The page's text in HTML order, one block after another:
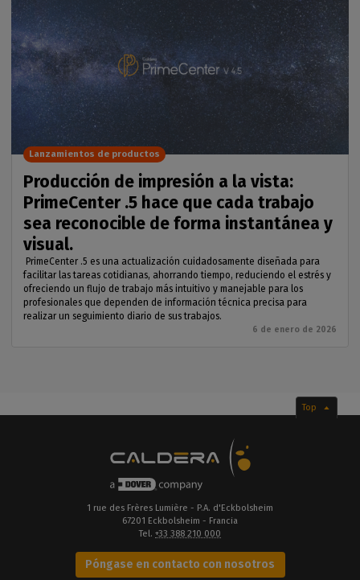
Producción de impresión a la vista:
PrimeCenter .5 hace que cada trabajo
sea reconocible de forma instantánea y
visual.
PrimeCenter .5 es una actualización cuidadosamente diseñada para
facilitar las tareas cotidianas, ahorrando tiempo, reduciendo el estrés y
ofreciendo un flujo de trabajo más intuitivo y manejable para los
profesionales que dependen de información técnica precisa para
realizar un seguimiento diario de sus trabajos.
6 de enero de 2026
Lanzamientos de productos
Top
1 rue des Frères Lumière - P.A. d'Eckbolsheim
67201 Eckbolsheim - Francia
Tel. +33 388 210 000
Póngase en contacto con nosotros